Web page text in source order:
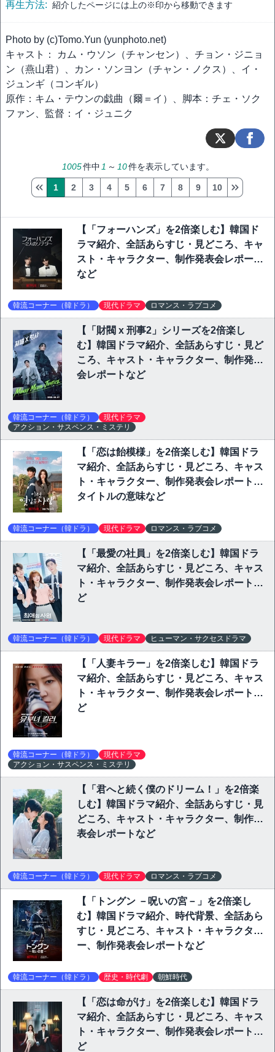
再生方法: 紹介したページには上の※印から移動できます
Photo by (c)Tomo.Yun (yunphoto.net)
キャスト： カム・ウソン（チャンセン）、チョン・ジニョ
ン（燕山君）、カン・ソンヨン（チャン・ノクス）、イ・
ジュンギ（コンギル）
原作：キム・テウンの戯曲（爾＝イ）、脚本：チェ・ソク
ファン、監督：イ・ジュニク
1005件中 1 ～ 10件を表示しています。
1 2 3 4 5 6 7 8 9 10
【「フォーハンズ」を2倍楽しむ】韓国ド
ラマ紹介、全話あらすじ・見どころ、キャ
スト・キャラクター、制作発表会レポート
など
韓流コーナー（韓ドラ） 現代ドラマ ロマンス・ラブコメ
【「財閥 x 刑事2」シリーズを2倍楽し
む】韓国ドラマ紹介、全話あらすじ・見ど
ころ、キャスト・キャラクター、制作発表
会レポートなど
韓流コーナー（韓ドラ）
現代ドラマ
アクション・サスペンス・ミステリ
【「恋は飴模様」を2倍楽しむ】韓国ドラ
マ紹介、全話あらすじ・見どころ、キャス
ト・キャラクター、制作発表会レポート、
タイトルの意味など
韓流コーナー（韓ドラ） 現代ドラマ ロマンス・ラブコメ
【「最愛の社員」を2倍楽しむ】韓国ドラ
マ紹介、全話あらすじ・見どころ、キャス
ト・キャラクター、制作発表会レポートな
ど
韓流コーナー（韓ドラ） 現代ドラマ ヒューマン・サクセスドラマ
【「人妻キラー」を2倍楽しむ】韓国ドラ
マ紹介、全話あらすじ・見どころ、キャス
ト・キャラクター、制作発表会レポートな
ど
韓流コーナー（韓ドラ）
現代ドラマ
アクション・サスペンス・ミステリ
【「君へと続く僕のドリーム！」を2倍楽
しむ】韓国ドラマ紹介、全話あらすじ・見
どころ、キャスト・キャラクター、制作発
表会レポートなど
韓流コーナー（韓ドラ） 現代ドラマ ロマンス・ラブコメ
【「トングン －呪いの宮－」を2倍楽し
む】韓国ドラマ紹介、時代背景、全話あら
すじ・見どころ、キャスト・キャラクタ
ー、制作発表会レポートなど
韓流コーナー（韓ドラ） 歴史・時代劇 朝鮮時代
【「恋は命がけ」を2倍楽しむ】韓国ドラ
マ紹介、全話あらすじ・見どころ、キャス
ト・キャラクター、制作発表会レポートな
ど